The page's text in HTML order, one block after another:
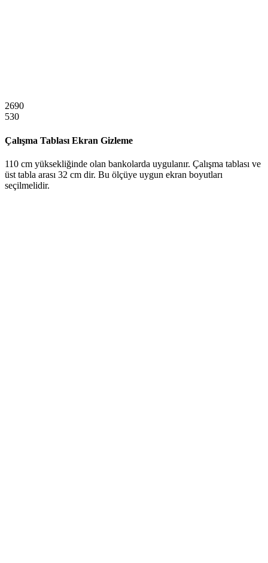
2690
530
Çalışma Tablası Ekran Gizleme
110 cm yüksekliğinde olan bankolarda uygulanır. Çalışma tablası ve
üst tabla arası 32 cm dir. Bu ölçüye uygun ekran boyutları
seçilmelidir.